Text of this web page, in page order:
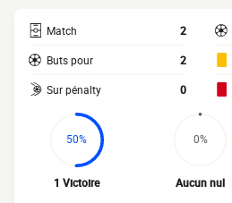
Match 2
Buts pour 2
Sur pénalty 0
50%
1 Victoire
0%
Aucun nul